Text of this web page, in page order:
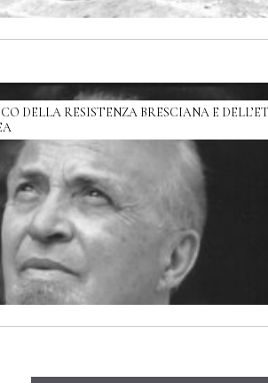
DELLA RESISTENZA BRESCIANA E